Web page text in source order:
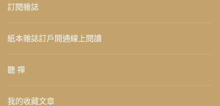
訂閱雜誌
紙本雜誌訂戶開通線上閱讀
聽 禪
我的收藏文章